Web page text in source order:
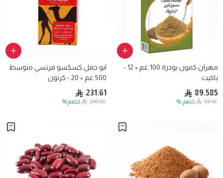
مهران كمون بودرة 100 غم × 12 -
باكيت
89.585
94.30 خصم %
ابو جمل كسكسو فرنسي متوسط
500 غم × 20 - كرتون
231.61
243.80 خصم %